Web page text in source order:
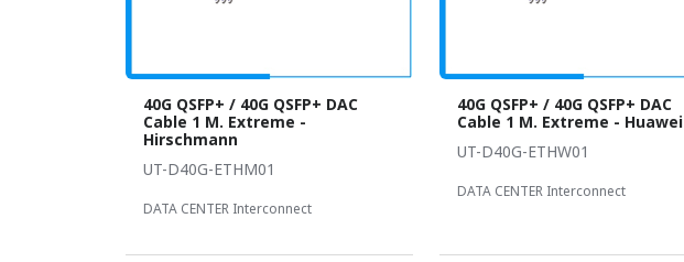
40G QSFP+ / 40G QSFP+ DAC
Cable 1 M. Extreme -
Hirschmann
UT-D40G-ETHM01
DATA CENTER Interconnect
40G QSFP+ / 40G QSFP+ DAC
Cable 1 M. Extreme - Huawei
UT-D40G-ETHW01
DATA CENTER Interconnect